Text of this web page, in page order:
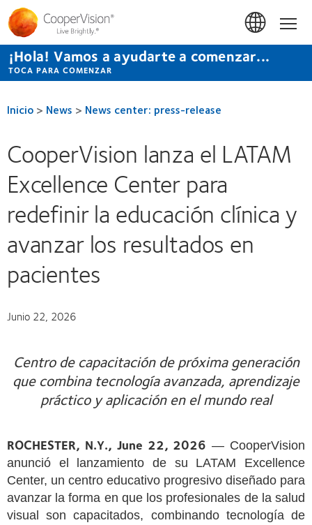
Pasar
contenido
principal
Inicio
¡Hola! Vamos a ayudarte a comenzar...
TOCA PARA COMENZAR
Inicio > News > News center: press-release
CooperVision lanza el LATAM
Excellence Center para
redefinir la educación clínica y
avanzar los resultados en
pacientes
Junio 22, 2026
Centro de capacitación de próxima generación
que combina tecnología avanzada, aprendizaje
práctico y aplicación en el mundo real
ROCHESTER, N.Y., June 22, 2026 — CooperVision
anunció el lanzamiento de su LATAM Excellence
Center, un centro educativo progresivo diseñado para
avanzar la forma en que los profesionales de la salud
visual son capacitados, combinando tecnología de